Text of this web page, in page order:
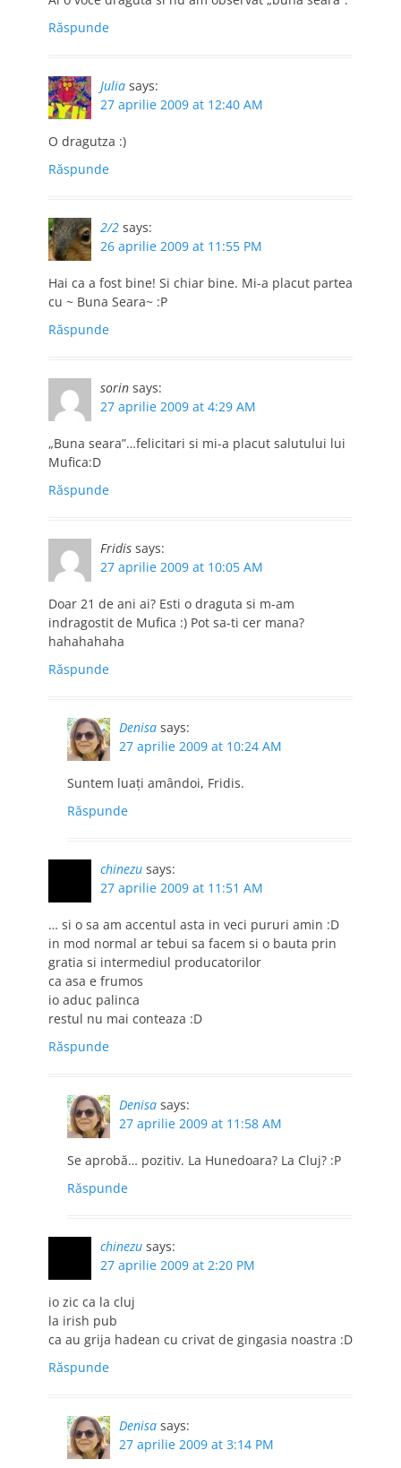
Răspunde
Julia says:
27 aprilie 2009 at 12:40 AM
O dragutza :)
Răspunde
2/2 says:
26 aprilie 2009 at 11:55 PM
Hai ca a fost bine! Si chiar bine. Mi-a placut partea
cu ~ Buna Seara~ :P
Răspunde
sorin says:
27 aprilie 2009 at 4:29 AM
„Buna seara”…felicitari si mi-a placut salutului lui
Mufica:D
Răspunde
Fridis says:
27 aprilie 2009 at 10:05 AM
Doar 21 de ani ai? Esti o draguta si m-am
indragostit de Mufica :) Pot sa-ti cer mana?
hahahahaha
Răspunde
Denisa says:
27 aprilie 2009 at 10:24 AM
Suntem luaţi amândoi, Fridis.
Răspunde
chinezu says:
27 aprilie 2009 at 11:51 AM
… si o sa am accentul asta in veci pururi amin :D
in mod normal ar tebui sa facem si o bauta prin
gratia si intermediul producatorilor
ca asa e frumos
io aduc palinca
restul nu mai conteaza :D
Răspunde
Denisa says:
27 aprilie 2009 at 11:58 AM
Se aprobă… pozitiv. La Hunedoara? La Cluj? :P
Răspunde
chinezu says:
27 aprilie 2009 at 2:20 PM
io zic ca la cluj
la irish pub
ca au grija hadean cu crivat de gingasia noastra :D
Răspunde
Denisa says:
27 aprilie 2009 at 3:14 PM